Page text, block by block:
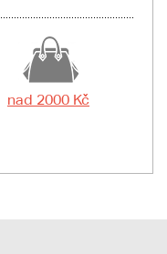
nad 2000 Kč